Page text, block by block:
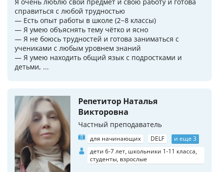
справиться с любой трудностью
— Есть опыт работы в школе (2−8 классы)
— Я умею объяснять тему чётко и ясно
— Я не боюсь трудностей и готова заниматься с
учениками с любым уровнем знаний
— Я умею находить общий язык с подростками и
детьми, ...
Репетитор Наталья
Викторовна
Частный преподаватель
для начинающих DELF
и еще 3
дети 6-7 лет, школьники 1-11 класса,
студенты, взрослые